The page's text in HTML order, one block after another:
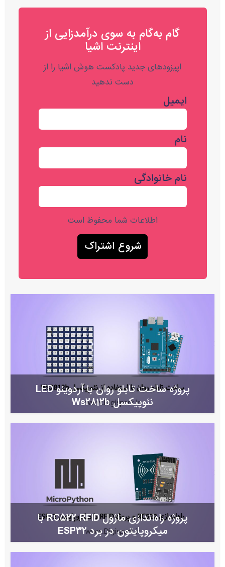
گام به‌گام به‌ سوی درآمدزایی از
اینترنت اشیا
اپیزودهای جدید پادکست هوش اشیا را از
دست ندهید
ایمیل
نام
نام خانوادگی
اطلاعات شما محفوظ است
پروژه ساخت تابلو روان با آردوینو LED
نئوپیکسل Ws2812b
پروژه راه‌اندازی ماژول RC522 RFID با
میکروپایتون در برد ESP32